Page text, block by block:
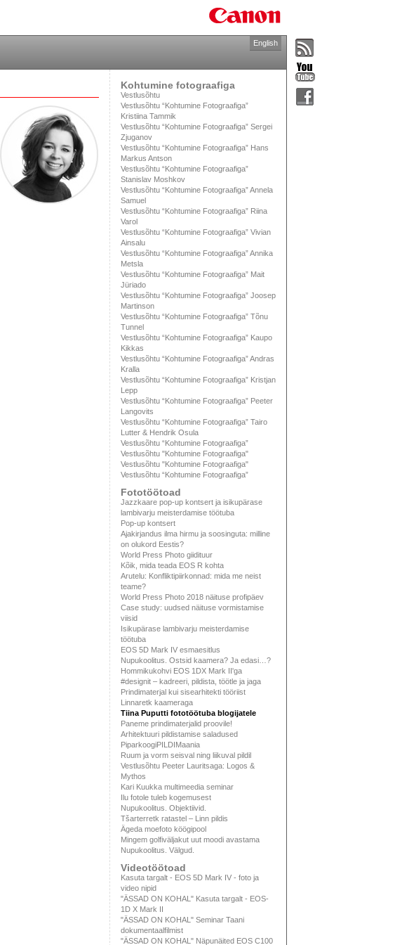
English
Kohtumine fotograafiga
Vestlusõhtu
Vestlusõhtu “Kohtumine Fotograafiga”
Kristiina Tammik
Vestlusõhtu “Kohtumine Fotograafiga” Sergei
Zjuganov
Vestlusõhtu “Kohtumine Fotograafiga” Hans
Markus Antson
Vestlusõhtu “Kohtumine Fotograafiga”
Stanislav Moshkov
Vestlusõhtu “Kohtumine Fotograafiga” Annela
Samuel
Vestlusõhtu “Kohtumine Fotograafiga” Riina
Varol
Vestlusõhtu “Kohtumine Fotograafiga” Vivian
Ainsalu
Vestlusõhtu “Kohtumine Fotograafiga” Annika
Metsla
Vestlusõhtu “Kohtumine Fotograafiga” Mait
Jüriado
Vestlusõhtu “Kohtumine Fotograafiga” Joosep
Martinson
Vestlusõhtu “Kohtumine Fotograafiga” Tõnu
Tunnel
Vestlusõhtu “Kohtumine Fotograafiga” Kaupo
Kikkas
Vestlusõhtu “Kohtumine Fotograafiga” Andras
Kralla
Vestlusõhtu “Kohtumine Fotograafiga” Kristjan
Lepp
Vestlusõhtu “Kohtumine Fotograafiga” Peeter
Langovits
Vestlusõhtu “Kohtumine Fotograafiga” Tairo
Lutter & Hendrik Osula
Vestlusõhtu “Kohtumine Fotograafiga”
Vestlusõhtu "Kohtumine Fotograafiga"
Vestlusõhtu "Kohtumine Fotograafiga"
Vestlusõhtu “Kohtumine Fotograafiga”
Fototöötoad
Jazzkaare pop-up kontsert ja isikupärase
lambivarju meisterdamise töötuba
Pop-up kontsert
Ajakirjandus ilma hirmu ja soosinguta: milline
on olukord Eestis?
World Press Photo giidituur
Kõik, mida teada EOS R kohta
Arutelu: Konfliktipiirkonnad: mida me neist
teame?
World Press Photo 2018 näituse profipäev
Case study: uudsed näituse vormistamise
viisid
Isikupärase lambivarju meisterdamise
töötuba
EOS 5D Mark IV esmaesitlus
Nupukoolitus. Ostsid kaamera? Ja edasi…?
Hommikukohvi EOS 1DX Mark II'ga
#designit – kadreeri, pildista, töötle ja jaga
Prindimaterjal kui sisearhitekti tööriist
Linnaretk kaameraga
Tiina Puputti fototöötuba blogijatele
Paneme prindimaterjalid proovile!
Arhitektuuri pildistamise saladused
PiparkoogiPILDIMaania
Ruum ja vorm seisval ning liikuval pildil
Vestlusõhtu Peeter Lauritsaga: Logos &
Mythos
Kari Kuukka multimeedia seminar
Ilu fotole tuleb kogemusest
Nupukoolitus. Objektiivid.
Tšarterretk ratastel – Linn pildis
Ägeda moefoto köögipool
Mingem golfiväljakut uut moodi avastama
Nupukoolitus. Välgud.
Videotöötoad
Kasuta targalt - EOS 5D Mark IV - foto ja
video nipid
"ÄSSAD ON KOHAL" Kasuta targalt - EOS-
1D X Mark II
"ÄSSAD ON KOHAL" Seminar Taani
dokumentaalfilmist
"ÄSSAD ON KOHAL" Näpunäited EOS C100